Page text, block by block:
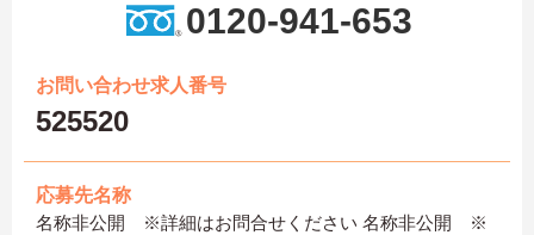
0120-941-653
お問い合わせ求人番号
525520
応募先名称
名称非公開 ※詳細はお問合せください 名称非公開 ※